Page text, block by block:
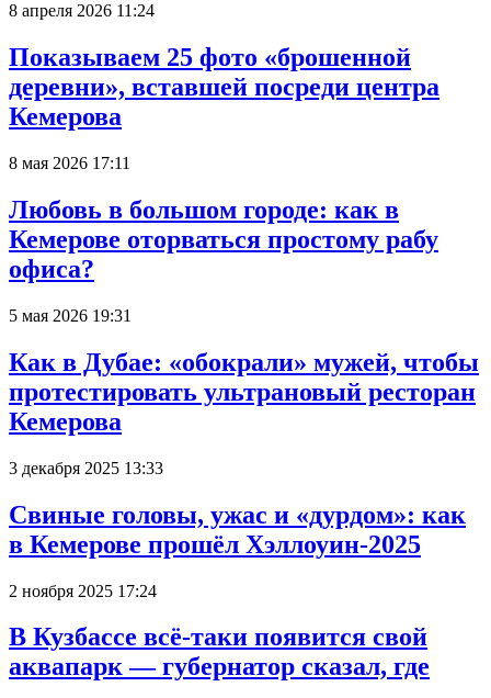
8 апреля 2026 11:24
Показываем 25 фото «брошенной
деревни», вставшей посреди центра
Кемерова
8 мая 2026 17:11
Любовь в большом городе: как в
Кемерове оторваться простому рабу
офиса?
5 мая 2026 19:31
Как в Дубае: «обокрали» мужей, чтобы
протестировать ультрановый ресторан
Кемерова
3 декабря 2025 13:33
Свиные головы, ужас и «дурдом»: как
в Кемерове прошёл Хэллоуин-2025
2 ноября 2025 17:24
В Кузбассе всё-таки появится свой
аквапарк — губернатор сказал, где